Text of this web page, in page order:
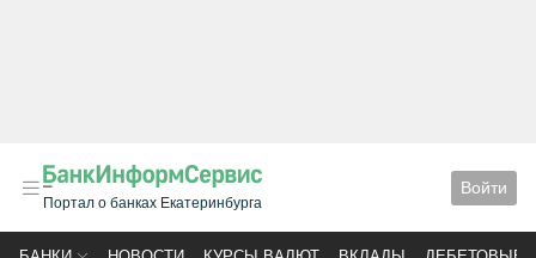
Портал о банках Екатеринбурга
Войти